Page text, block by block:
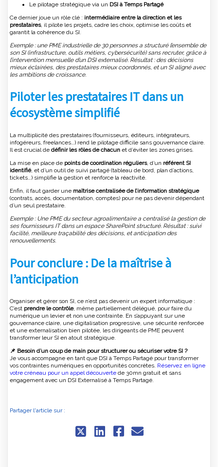
Le pilotage stratégique via un DSI à Temps Partagé
Ce dernier joue un rôle clé : intermédiaire entre la direction et les
prestataires, il pilote les projets, cadre les choix, optimise les coûts et
garantit la cohérence du SI.
Exemple : une PME industrielle de 30 personnes a structuré l’ensemble de
son SI (infrastructure, outils métiers, cybersécurité) sans recruter, grâce à
l’intervention mensuelle d’un DSI externalisé. Résultat : des décisions
mieux éclairées, des prestataires mieux coordonnés, et un SI aligné avec
les ambitions de croissance.
Piloter les prestataires IT dans un
écosystème simplifié
La multiplicité des prestataires (fournisseurs, éditeurs, intégrateurs,
infogéreurs, freelances…) rend le pilotage difficile sans gouvernance claire.
Il est crucial de définir les rôles de chacun et d’éviter les zones grises.
La mise en place de points de coordination réguliers, d’un référent SI
identifié, et d’un outil de suivi partagé (tableau de bord, plan d’actions,
tickets…) simplifie la gestion et renforce la réactivité.
Enfin, il faut garder une maîtrise centralisée de l’information stratégique
(contrats, accès, documentation, comptes) pour ne pas devenir dépendant
d’un seul prestataire.
Exemple : Une PME du secteur agroalimentaire a centralisé la gestion de
ses fournisseurs IT dans un espace SharePoint structuré. Résultat : suivi
facilité, meilleure traçabilité des décisions, et anticipation des
renouvellements.
Pour conclure : De la maîtrise à
l’anticipation
Organiser et gérer son SI, ce n’est pas devenir un expert informatique :
C’est prendre le contrôle, même partiellement délégué, pour faire du
numérique un levier et non une contrainte. En s’appuyant sur une
gouvernance claire, une digitalisation progressive, une sécurité renforcée
et une externalisation bien pilotée, les dirigeants de PME peuvent
transformer leur SI en atout stratégique.
📌 Besoin d’un coup de main pour structurer ou sécuriser votre SI ?
Je vous accompagne en tant que DSI à Temps Partagé pour transformer
vos contraintes numériques en opportunités concrètes. Réservez en ligne
votre créneau pour un appel découverte de 30mn gratuit et sans
engagement avec un DSI Externalisé à Temps Partagé.
Partager l'article sur :